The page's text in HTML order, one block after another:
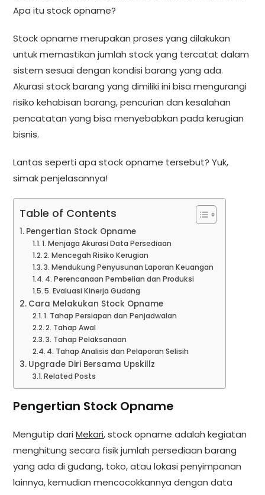
Apa itu stock opname?
Stock opname merupakan proses yang dilakukan
untuk memastikan jumlah stock yang tercatat dalam
sistem sesuai dengan kondisi barang yang ada.
Akurasi stock barang yang dimiliki ini bisa mengurangi
risiko kehabisan barang, pencurian dan kesalahan
pencatatan yang bisa menyebabkan pada kerugian
bisnis.
Lantas seperti apa stock opname tersebut? Yuk,
simak penjelasannya!
Table of Contents
Pengertian Stock Opname
1. Menjaga Akurasi Data Persediaan
2. Mencegah Risiko Kerugian
3. Mendukung Penyusunan Laporan Keuangan
4. Perencanaan Pembelian dan Produksi
5. Evaluasi Kinerja Gudang
Cara Melakukan Stock Opname
1. Tahap Persiapan dan Penjadwalan
2. Tahap Awal
3. Tahap Pelaksanaan
4. Tahap Analisis dan Pelaporan Selisih
Upgrade Diri Bersama Upskillz
Related Posts
Pengertian Stock Opname
Mengutip dariMekari, stock opname adalah kegiatan
menghitung secara fisik jumlah persediaan barang
yang ada di gudang, toko, atau lokasi penyimpanan
lainnya, kemudian mencocokkannya dengan data